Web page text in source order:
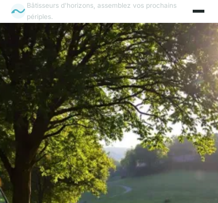
Bâtisseurs d'horizons, assemblez vos prochains
périples.